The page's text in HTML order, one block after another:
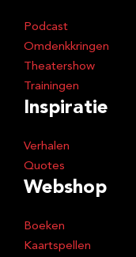
Podcast
Omdenkkringen
Theatershow
Trainingen
Inspiratie
Verhalen
Quotes
Webshop
Boeken
Kaartspellen